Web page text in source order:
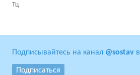
Тц
Подписывайтесь на канал @sostav
Подписаться